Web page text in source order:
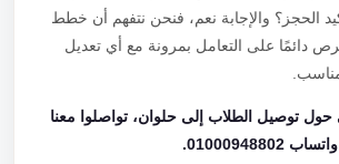
الحجز؟ والإجابة نعم، فنحن نتفهم أن خطط
دائمًا على التعامل بمرونة مع أي تعديل
توصيل الطلاب إلى حلوان، تواصلوا معنا